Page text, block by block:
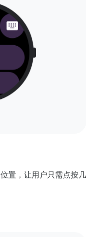
置，让用户只需点按几